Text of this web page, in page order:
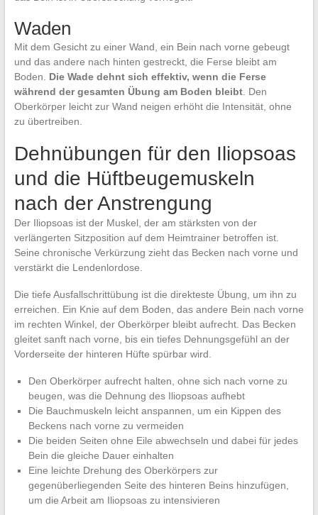
Waden
Mit dem Gesicht zu einer Wand, ein Bein nach vorne gebeugt
und das andere nach hinten gestreckt, die Ferse bleibt am
Boden. Die Wade dehnt sich effektiv, wenn die Ferse
während der gesamten Übung am Boden bleibt. Den
Oberkörper leicht zur Wand neigen erhöht die Intensität, ohne
zu übertreiben.
Dehnübungen für den Iliopsoas
und die Hüftbeugemuskeln
nach der Anstrengung
Der Iliopsoas ist der Muskel, der am stärksten von der
verlängerten Sitzposition auf dem Heimtrainer betroffen ist.
Seine chronische Verkürzung zieht das Becken nach vorne und
verstärkt die Lendenlordose.
Die tiefe Ausfallschrittübung ist die direkteste Übung, um ihn zu
erreichen. Ein Knie auf dem Boden, das andere Bein nach vorne
im rechten Winkel, der Oberkörper bleibt aufrecht. Das Becken
gleitet sanft nach vorne, bis ein tiefes Dehnungsgefühl an der
Vorderseite der hinteren Hüfte spürbar wird.
Den Oberkörper aufrecht halten, ohne sich nach vorne zu
beugen, was die Dehnung des Iliopsoas aufhebt
Die Bauchmuskeln leicht anspannen, um ein Kippen des
Beckens nach vorne zu vermeiden
Die beiden Seiten ohne Eile abwechseln und dabei für jedes
Bein die gleiche Dauer einhalten
Eine leichte Drehung des Oberkörpers zur
gegenüberliegenden Seite des hinteren Beins hinzufügen,
um die Arbeit am Iliopsoas zu intensivieren